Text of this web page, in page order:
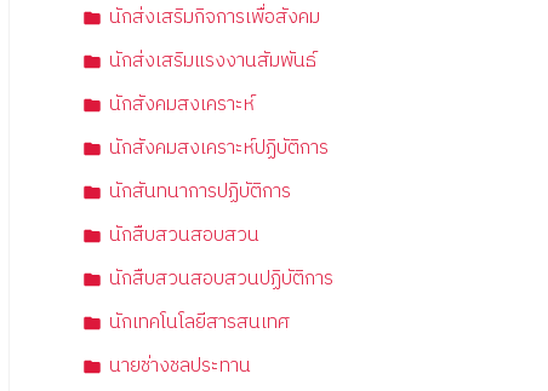
นักส่งเสริมกิจการเพื่อสังคม
นักส่งเสริมแรงงานสัมพันธ์
นักสังคมสงเคราะห์
นักสังคมสงเคราะห์ปฏิบัติการ
นักสันทนาการปฏิบัติการ
นักสืบสวนสอบสวน
นักสืบสวนสอบสวนปฏิบัติการ
นักเทคโนโลยีสารสนเทศ
นายช่างชลประทาน